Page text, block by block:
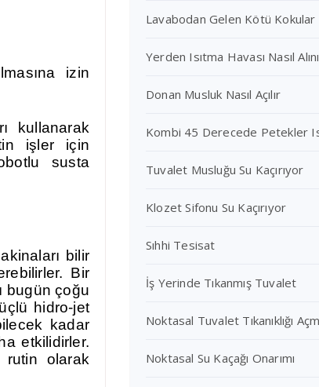
izin
kullanarak
işler için
susta
bilir
Bir
bugün çoğu
hidro-jet
kadar
etkilidirler.
rutin olarak
Lavabodan Gelen Kötü Kokular
Yerden Isıtma Havası Nasıl
Donan Musluk Nasıl Açılır
Kombi 45 Derecede Petekler
Tuvalet Musluğu Su Kaçırıyor
Klozet Sifonu Su Kaçırıyor
Sıhhi Tesisat
İş Yerinde Tıkanmış Tuvalet
Noktasal Tuvalet Tıkanıklığı
Noktasal Su Kaçağı Onarımı